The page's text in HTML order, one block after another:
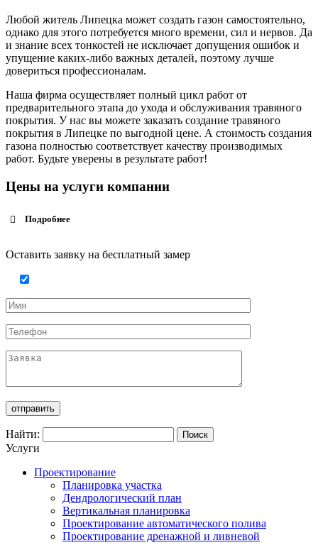
Любой житель Липецка может создать газон самостоятельно,
однако для этого потребуется много времени, сил и нервов. Да
и знание всех тонкостей не исключает допущения ошибок и
упущение каких-либо важных деталей, поэтому лучше
довериться профессионалам.
Наша фирма осуществляет полный цикл работ от
предварительного этапа до ухода и обслуживания травяного
покрытия. У нас вы можете заказать создание травяного
покрытия в Липецке по выгодной цене. А стоимость создания
газона полностью соответствует качеству производимых
работ. Будьте уверены в результате работ!
Цены на услуги компании
Подробнее
изм.
насаждений,
объект
Устройство
рулонного
газона
#colspan#
Устройство
Рулонный газон,
доставка газона,
Оставить заявку на бесплатный замер
Найти:
Услуги
Проектирование
Планировка участка
Дендрологический план
Вертикальная планировка
Проектирование автоматического полива
Проектирование дренажной и ливневой